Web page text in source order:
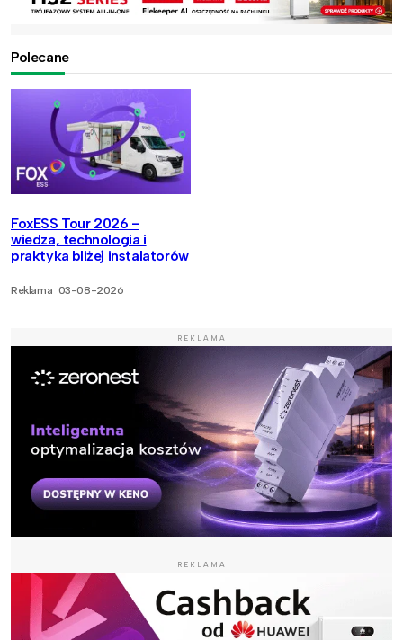
Polecane
FoxESS Tour 2026 -
wiedza, technologia i
praktyka bliżej instalatorów
Reklama 03-08-2026
REKLAMA
REKLAMA